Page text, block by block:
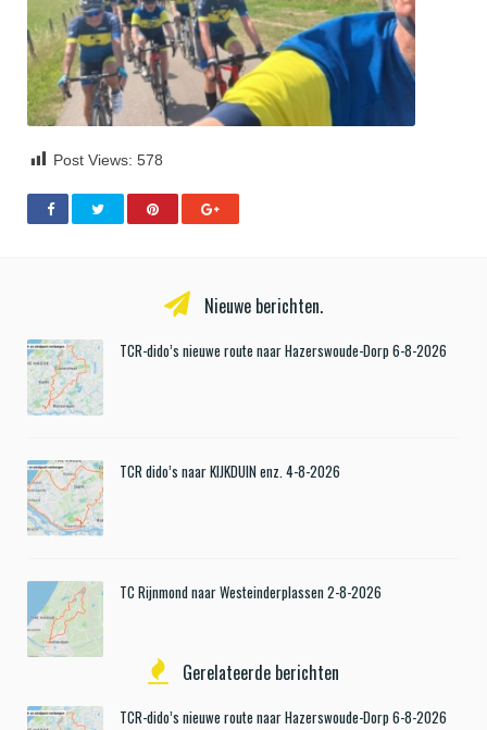
Post Views: 578
Nieuwe berichten.
TCR-dido’s nieuwe route naar Hazerswoude-Dorp 6-8-2026
TCR dido’s naar KIJKDUIN enz. 4-8-2026
TC Rijnmond naar Westeinderplassen 2-8-2026
Gerelateerde berichten
TCR-dido’s nieuwe route naar Hazerswoude-Dorp 6-8-2026